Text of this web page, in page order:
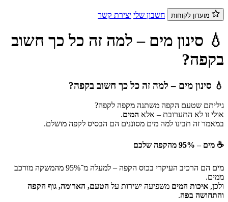
חשבון שלי יצירת קשר
💧 סינון מים – למה זה כל כך חשוב
בקפה?
💧 סינון מים – למה זה כל כך חשוב בקפה?
גיליתם שטעם הקפה משתנה מקפה לקפה?
אולי זו לא התערובת – אלא המים.
במאמר זה תבינו למה מים מסוננים הם הבסיס לקפה מושלם.
☕ מים – 95% מהקפה שלכם
מים הם הרכיב העיקרי בכוס הקפה – למעלה מ־95% מהמשקה מורכב
ממים.
ולכן, איכות המים משפיעה ישירות על הטעם, הארומה, גוף הקפה
והתחושה בפה.